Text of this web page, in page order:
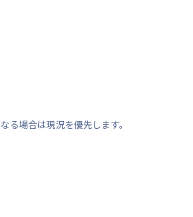
る場合は現況を優先します。